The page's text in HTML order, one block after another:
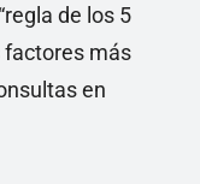
de los 5
factores más
en